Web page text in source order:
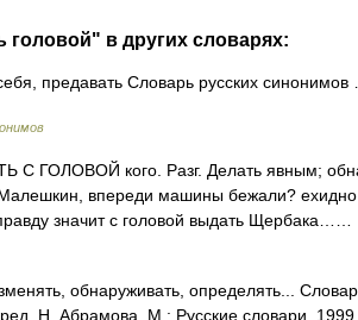
в других словарях:
предавать Словарь русских
С ГОЛОВОЙ кого. Разг. Делать явным;
впереди машины бежали? ехидно
значит с головой выдать
обнаруживать, определять...
Н. Абрамова, М.: Русские словари, 1999.